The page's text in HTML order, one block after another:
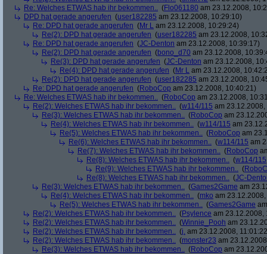
Re: Welches ETWAS hab ihr bekommen.. (Flo061180 am 23.12.2008,
DPD hat gerade angerufen (user182285 am 23.12.2008, 10:29:10)
Re: DPD hat gerade angerufen (Mr L am 23.12.2008, 10:29:24)
Re(2): DPD hat gerade angerufen (user182285 am 23.12.2008,
Re: DPD hat gerade angerufen (JC-Denton am 23.12.2008, 10:39:17)
Re(2): DPD hat gerade angerufen (bono_d70 am 23.12.2008,
Re(3): DPD hat gerade angerufen (JC-Denton am 23.12.2008,
Re(4): DPD hat gerade angerufen (Mr L am 23.12.2008,
Re(2): DPD hat gerade angerufen (user182285 am 23.12.2008,
Re: DPD hat gerade angerufen (RoboCop am 23.12.2008, 10:40:21)
Re: Welches ETWAS hab ihr bekommen.. (RoboCop am 23.12.2008,
Re(2): Welches ETWAS hab ihr bekommen.. (w114/115 am
Re(3): Welches ETWAS hab ihr bekommen.. (RoboCop am
Re(4): Welches ETWAS hab ihr bekommen.. (w114/115 am
Re(5): Welches ETWAS hab ihr bekommen.. (RoboCop am
Re(6): Welches ETWAS hab ihr bekommen.. (w114/115 am
Re(7): Welches ETWAS hab ihr bekommen.. (RoboCop
Re(8): Welches ETWAS hab ihr bekommen.. (w114/115
Re(9): Welches ETWAS hab ihr bekommen.. (
Re(8): Welches ETWAS hab ihr bekommen.. (JC-
Re(3): Welches ETWAS hab ihr bekommen.. (Games2Game am
Re(4): Welches ETWAS hab ihr bekommen.. (mko am
Re(5): Welches ETWAS hab ihr bekommen.. (Games2Game
Re(2): Welches ETWAS hab ihr bekommen.. (Psylence am 23.12.2008,
Re(2): Welches ETWAS hab ihr bekommen.. (Winnie_Pooh am
Re(2): Welches ETWAS hab ihr bekommen.. (j. am 23.12.2008,
Re(2): Welches ETWAS hab ihr bekommen.. (monster23 am
Re(3): Welches ETWAS hab ihr bekommen.. (RoboCop am